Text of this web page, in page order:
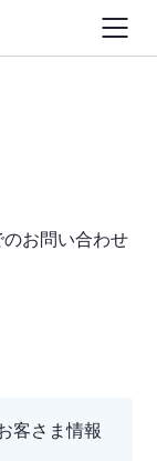
お問い合わせ
客さま情報